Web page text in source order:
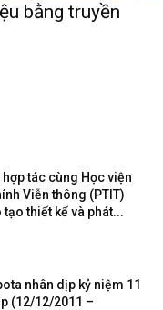
bằng truyền
tác cùng Học viện
Viễn thông (PTIT)
thiết kế và phát...
nhân dịp kỷ niệm 11
(12/12/2011 –